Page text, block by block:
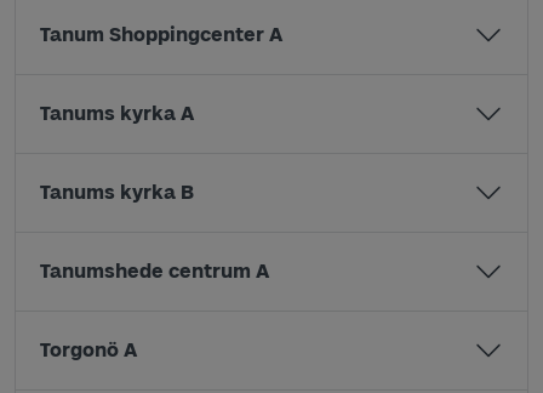
Tanum Shoppingcenter A
Tanums kyrka A
Tanums kyrka B
Tanumshede centrum A
Torgonö A